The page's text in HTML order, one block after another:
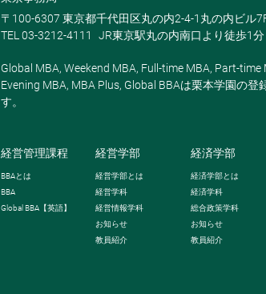
〒100-6307 東京都千代田区丸の内2-4-1丸の内ビル
TEL 03-3212-4111
JR東京駅丸の内南口より徒歩1分
Global MBA, Weekend MBA, Full-time MBA, Part-time
Evening MBA, MBA Plus, Global BBAは栗本学園の登
す。
経営管理課程
BBAとは
BBA
Global BBA 【英語】
経営学部
経営学部とは
経営学科
経営情報学科
お知らせ
教員紹介
経済学部
経済学部とは
経済学科
総合政策学科
お知らせ
教員紹介